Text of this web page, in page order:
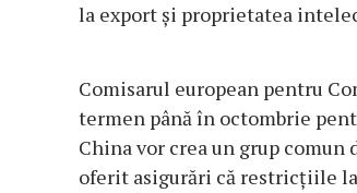
la export şi proprietatea
Comisarul european pentru
termen până în octombrie
China vor crea un grup
oferit asigurări că restricţiile